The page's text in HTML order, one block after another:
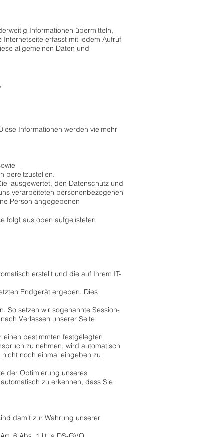
Informationen übermitteln,
erfasst mit jedem Aufruf
allgemeinen Daten und
Informationen werden vielmehr
bereitzustellen.
ausgewertet, den Datenschutz und
verarbeiteten personenbezogenen
Person angegebenen
folgt aus oben aufgelisteten
erstellt und die auf Ihrem IT-
Endgerät ergeben. Dies
So setzen wir sogenannte Session-
Verlassen unserer Seite
einen bestimmten festgelegten
zu nehmen, wird automatisch
noch einmal eingeben zu
der Optimierung unseres
zu erkennen, dass Sie
damit zur Wahrung unserer